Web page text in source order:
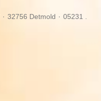
· 32756 Detmold · 05231 .